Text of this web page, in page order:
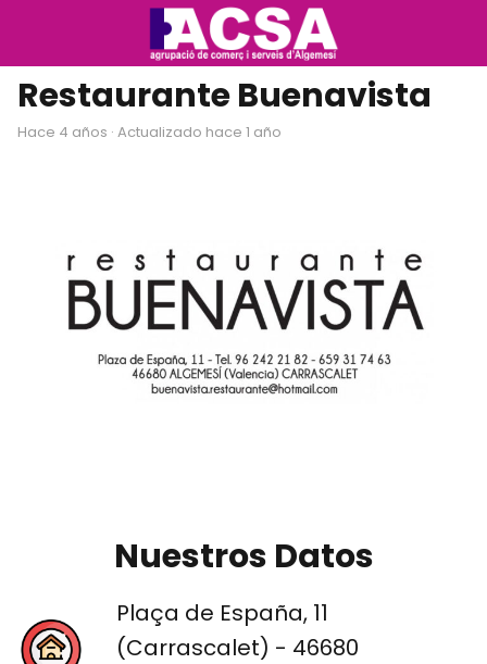
Restaurante Buenavista
hace 4 años · Actualizado hace 1 año
Nuestros Datos
Plaça de España, 11
(Carrascalet) - 46680